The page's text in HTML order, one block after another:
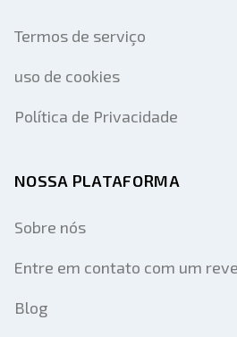
Termos de serviço
uso de cookies
Política de Privacidade
NOSSA PLATAFORMA
Sobre nós
Entre em contato com um
Blog